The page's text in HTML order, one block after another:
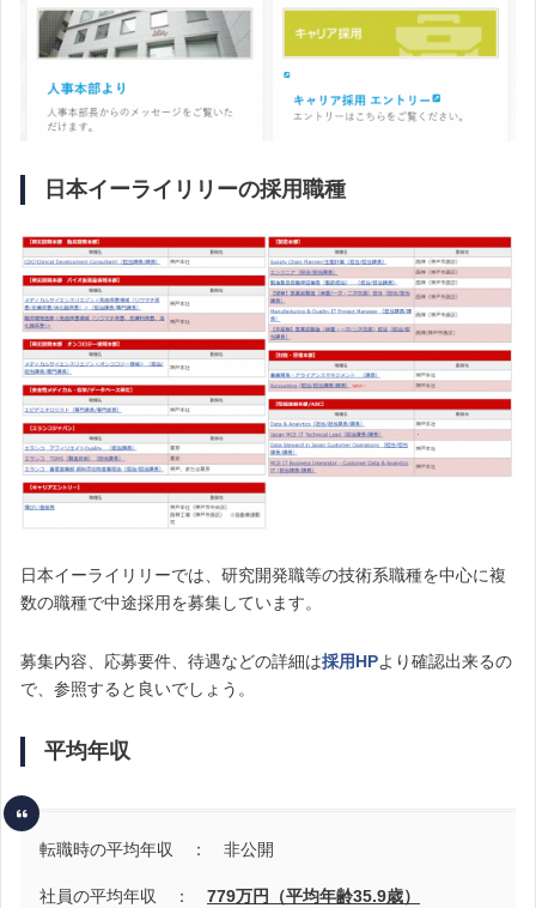
日本イーライリリーの採用職種
日本イーライリリーでは、研究開発職等の技術系職種を中心に複
数の職種で中途採用を募集しています。
募集内容、応募要件、待遇などの詳細は採用HPより確認出来るの
で、参照すると良いでしょう。
平均年収
転職時の平均年収 ： 非公開
社員の平均年収 ： 779万円 （平均年齢35.9歳）